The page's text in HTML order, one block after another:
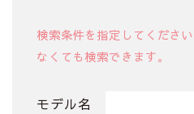
検索条件を指定してくださ
なくても検索できます。
モデル名